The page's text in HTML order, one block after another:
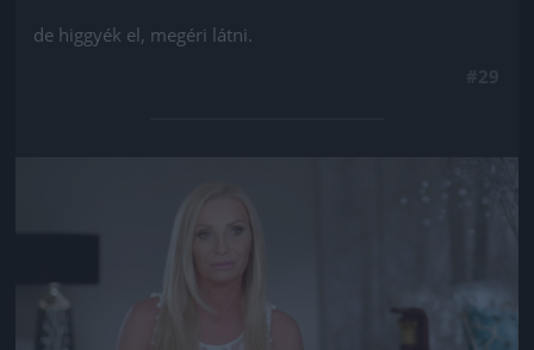
de higgyék el, megéri látni.